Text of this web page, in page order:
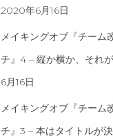
2020年6月16日
メイキングオブ『チーム
チ』4 – 縦か横か、それ
6月16日
メイキングオブ『チーム
チ』3 – 本はタイトルが